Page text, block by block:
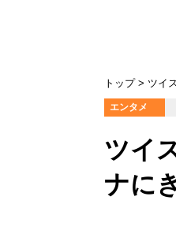
トップ ツイ
エンタメ
ツイ
ナに